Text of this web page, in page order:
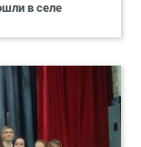
в селе